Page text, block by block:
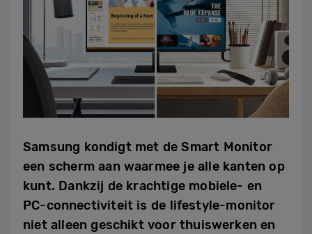
Samsung kondigt met de Smart Monitor
een scherm aan waarmee je alle kanten op
kunt. Dankzij de krachtige mobiele- en
PC-connectiviteit is de lifestyle-monitor
niet alleen geschikt voor thuiswerken en